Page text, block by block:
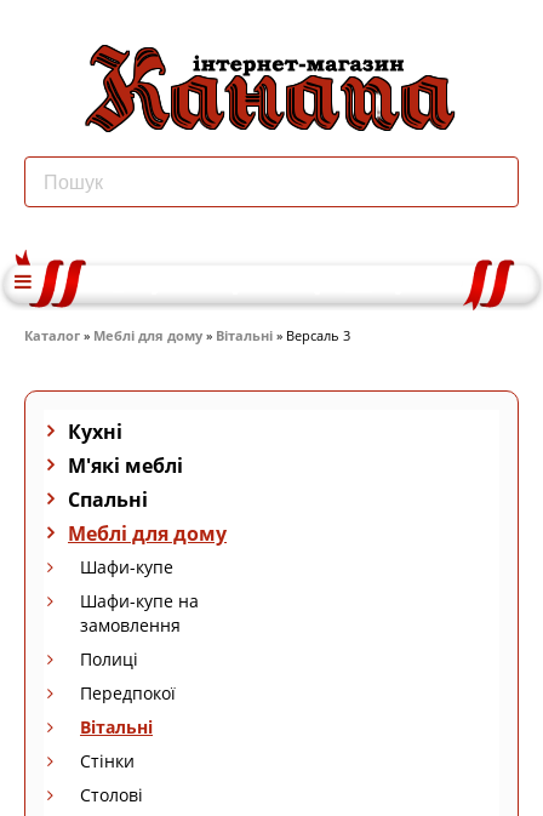
Каталог » Меблі для дому » Вітальні » Версаль 3
Кухні
М'які меблі
Спальні
Меблі для дому
Шафи-купе
Шафи-купе на
замовлення
Полиці
Передпокої
Вітальні
Стінки
Столові